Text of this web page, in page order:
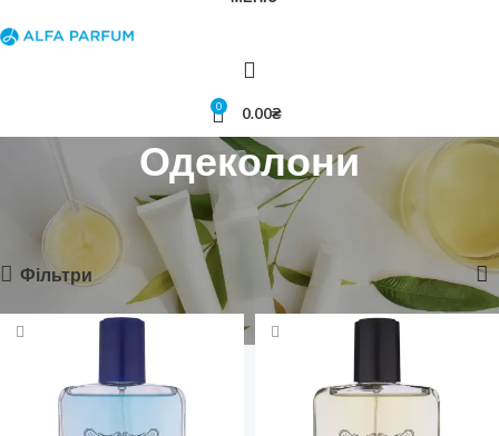
0 0.00₴
Одеколони
Головна Парфумерія Чоловіча парфумерія
Відображаються усі з 5 результатів
Фільтри